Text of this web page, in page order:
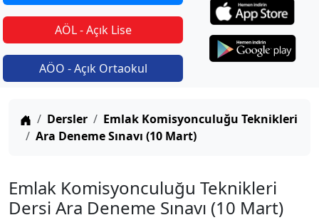
AÖL - Açık Lise
AÖO - Açık Ortaokul
Anasayfa
Dersler
Emlak Komisyonculuğu Teknikleri
Ara Deneme Sınavı (10 Mart)
Emlak Komisyonculuğu Teknikleri
Dersi Ara Deneme Sınavı (10 Mart)